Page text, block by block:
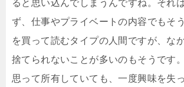
ると思い込んでしまうんですね。それ
ず、仕事やプライベートの内容でもそ
を買って読むタイプの人間ですが、な
捨てられないことが多いのもそうです
思って所有していても、一度興味を失